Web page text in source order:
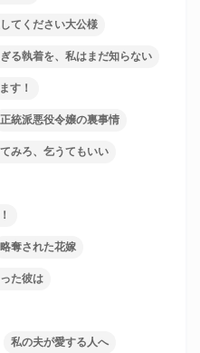
てください大公様
る執着を、私はまだ知らない
す！
正統派悪役令嬢の裏事情
みろ、乞うてもいい
略奪された花嫁
た彼は
私の夫が愛する人へ